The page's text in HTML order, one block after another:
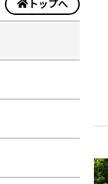
トップへ